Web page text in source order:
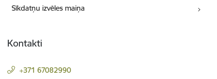
Sīkdatņu izvēles maiņa
Kontakti
+371 67082990